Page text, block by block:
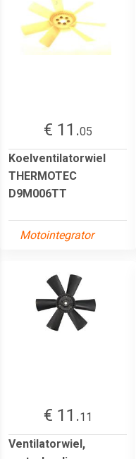
€ 11.05
Koelventilatorwiel
THERMOTEC
D9M006TT
Motointegrator
€ 11.11
Ventilatorwiel,